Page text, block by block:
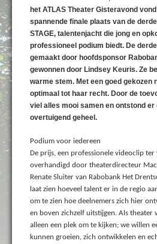
het ATLAS Theater Gisteravond
spannende finale plaats van de
STAGE, talentenjacht die jong en
professioneel podium biedt. De
gemaakt door hoofdsponsor
gewonnen door Lindsey Keuris. Ze
warme stem. Met een goed gekozen
optimaal tot haar recht. Door de
viel alles mooi samen en ontstond er
overtuigend geheel.
Podium voor iedereen
De prijs, een professionele videoclip
overhandigd door theaterdirecteur
Renate Sluiter van Rabobank Het
laat zien hoeveel talent er in de regio
om te zien hoe deelnemers zich hier
en boven zichzelf uitstijgen. Als theater
alleen een plek om te kijken; we willen
kunnen groeien, zich ontwikkelen en